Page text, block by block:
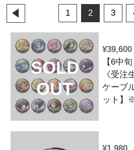
「戦国乙女」立
並び順：
1 2